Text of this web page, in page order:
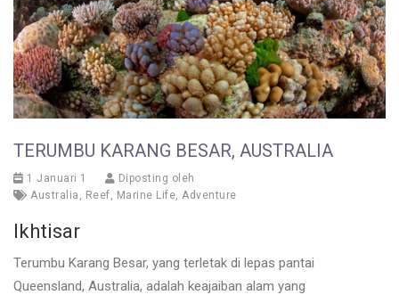
TERUMBU KARANG BESAR, AUSTRALIA
1 Januari 1
Diposting oleh
Australia
Reef Marine Life Adventure
Ikhtisar
Terumbu Karang Besar, yang terletak di lepas pantai
Queensland, Australia, adalah keajaiban alam yang